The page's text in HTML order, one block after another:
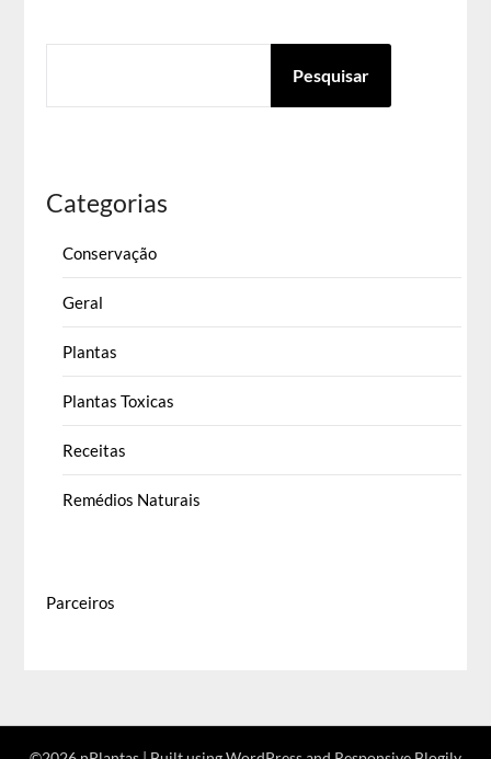
Pesquisar
Categorias
Conservação
Geral
Plantas
Plantas Toxicas
Receitas
Remédios Naturais
Parceiros